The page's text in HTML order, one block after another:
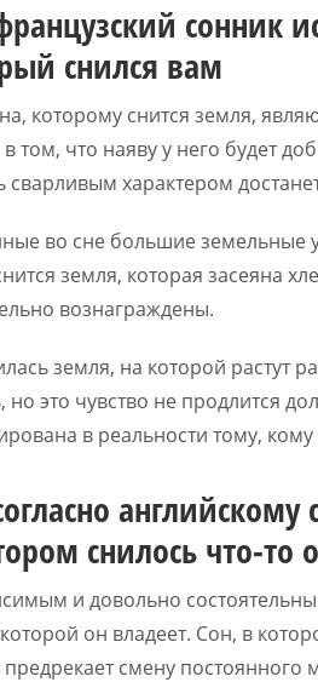
сонник
снился вам
которому снится земля,
том, что наяву у него будет
сварливым характером
во сне большие земельные
земля, которая засеяна
вознаграждены.
земля, на которой растут
но это чувство не продлится
в реальности тому,
снилось что-то
и довольно
он владеет. Сон, в
смену постоянного